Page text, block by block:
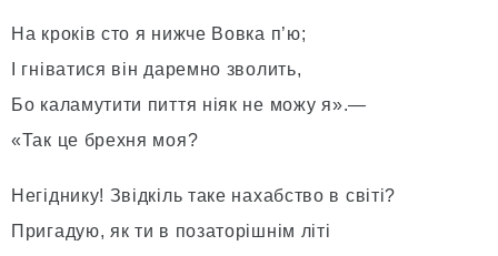
На кроків сто я нижче Вовка п’ю;
І гніватися він даремно зволить,
Бо каламутити пиття ніяк не можу я».—
«Так це брехня моя?
Негіднику! Звідкіль таке нахабство в світі?
Пригадую, як ти в позаторішнім літі